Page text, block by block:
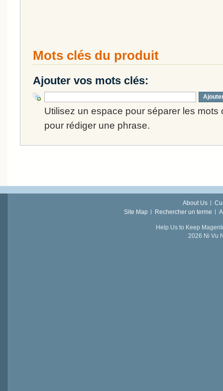
Mots clés du produit
Ajouter vos mots clés:
Utilisez un espace pour séparer les mots
pour rédiger une phrase.
About Us
Site Map
Rechercher un terme
Help Us to Keep
2026 Ni Vu